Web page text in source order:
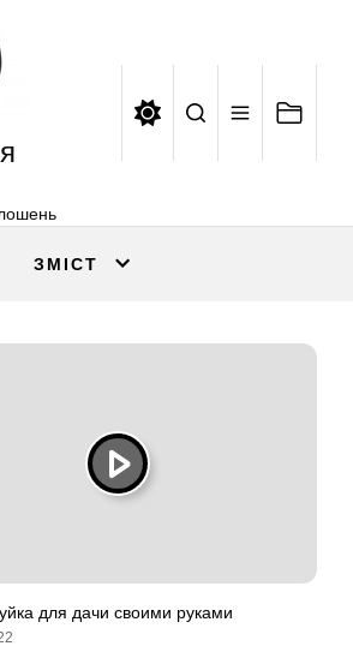
ЗМІСТ
для дачи своими руками